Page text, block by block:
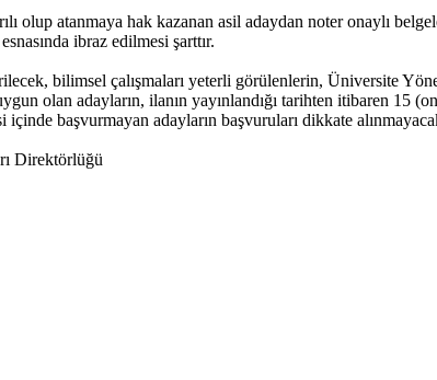
atanmaya hak kazanan asil adaydan noter onaylı
ibraz edilmesi şarttır.
bilimsel çalışmaları yeterli görülenlerin, Üniversite
olan adayların, ilanın yayınlandığı tarihten itibaren 15
başvurmayan adayların başvuruları dikkate
Direktörlüğü